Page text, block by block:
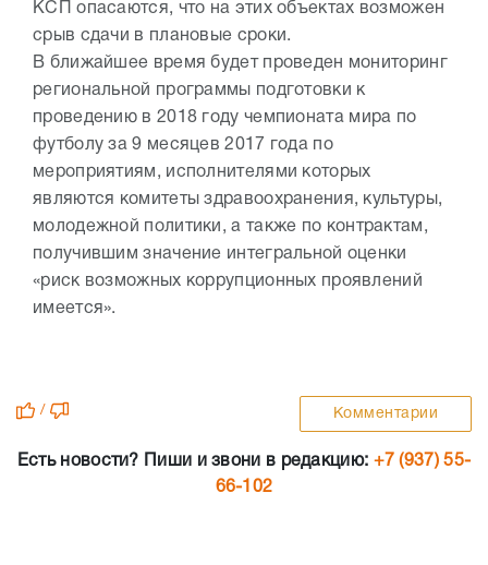
КСП опасаются, что на этих объектах возможен
срыв сдачи в плановые сроки.
В ближайшее время будет проведен мониторинг
региональной программы подготовки к
проведению в 2018 году чемпионата мира по
футболу за 9 месяцев 2017 года по
мероприятиям, исполнителями которых
являются комитеты здравоохранения, культуры,
молодежной политики, а также по контрактам,
получившим значение интегральной оценки
«риск возможных коррупционных проявлений
имеется».
/ Комментарии
Есть новости? Пиши и звони в редакцию: +7 (937) 55-
66-102